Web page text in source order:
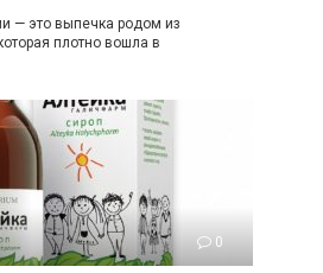
— это выпечка родом из
плотно вошла в
0